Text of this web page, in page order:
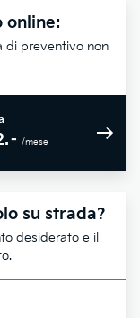
online:
di preventivo non
/mese
su strada?
desiderato e il